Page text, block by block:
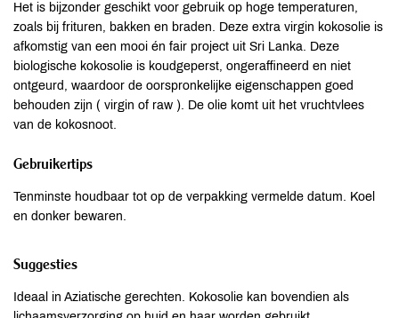
Het is bijzonder geschikt voor gebruik op hoge temperaturen,
zoals bij frituren, bakken en braden. Deze extra virgin kokosolie is
afkomstig van een mooi én fair project uit Sri Lanka. Deze
biologische kokosolie is koudgeperst, ongeraffineerd en niet
ontgeurd, waardoor de oorspronkelijke eigenschappen goed
behouden zijn ( virgin of raw ). De olie komt uit het vruchtvlees
van de kokosnoot.
Gebruikertips
Tenminste houdbaar tot op de verpakking vermelde datum. Koel
en donker bewaren.
Suggesties
Ideaal in Aziatische gerechten. Kokosolie kan bovendien als